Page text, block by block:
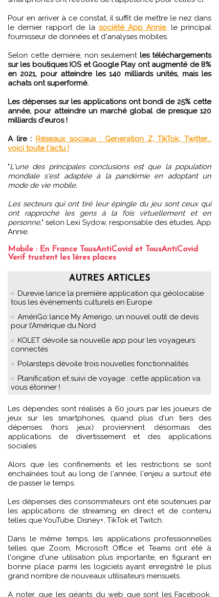
Pour en arriver à ce constat, il suffit de mettre le nez dans
le dernier rapport de lasociété App Annie, le principal
fournisseur de données et d'analyses mobiles.
Selon cette dernière, non seulement les téléchargements
sur les boutiques IOS et Google Play ont augmenté de 8%
en 2021, pour atteindre les 140 milliards unités, mais les
achats ont superformé.
Les dépenses sur les applications ont bondi de 25% cette
année, pour atteindre un marché global de presque 120
milliards d'euros !
A lire : Réseaux sociaux : Generation Z, TikTok, Twitter...
voici toute l'actu !
"L'une des principales conclusions est que la population
mondiale s'est adaptée à la pandémie en adoptant un
mode de vie mobile.
Les secteurs qui ont tiré leur épingle du jeu sont ceux qui
ont rapproché les gens à la fois virtuellement et en
personne," selon Lexi Sydow, responsable des études, App
Annie.
Mobile : En France TousAntiCovid et TousAntiCovid
Verif trustent les 1ères places
AUTRES ARTICLES
Durevie lance la première application qui géolocalise
tous les événements culturels en Europe
AmériGo lance My Amerigo, un nouvel outil de devis
pour l’Amérique du Nord
KOLET dévoile sa nouvelle app pour les voyageurs
connectés
Polarsteps dévoile trois nouvelles fonctionnalités
Planification et suivi de voyage : cette application va
vous étonner !
Les dépendes sont réalisés à 60 jours par les joueurs de
jeux sur les smartphones, quand plus d'un tiers des
dépenses (hors jeux) proviennent désormais des
applications de divertissement et des applications
sociales.
Alors que les confinements et les restrictions se sont
enchaînées tout au long de l'année, l'enjeu a surtout été
de passer le temps.
Les dépenses des consommateurs ont été soutenues par
les applications de streaming en direct et de contenu
telles que YouTube, Disney+, TikTok et Twitch.
Dans le même temps, les applications professionnelles
telles que Zoom, Microsoft Office et Teams ont été à
l'origine d'une utilisation plus importante, en figurant en
bonne place parmi les logiciels ayant enregistré le plus
grand nombre de nouveaux utilisateurs mensuels.
A noter, que les géants du web que sont les Facebook,